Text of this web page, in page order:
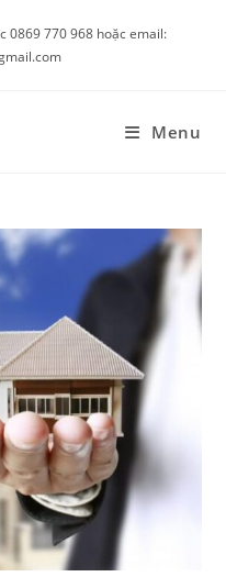
0869 770 968 hoặc email:
Menu